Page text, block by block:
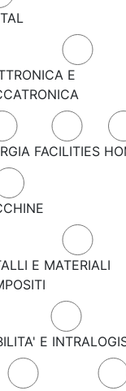
E
FACILITIES
E MATERIALI
E